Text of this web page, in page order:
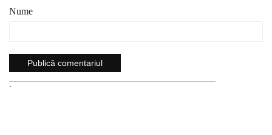
Nume
`